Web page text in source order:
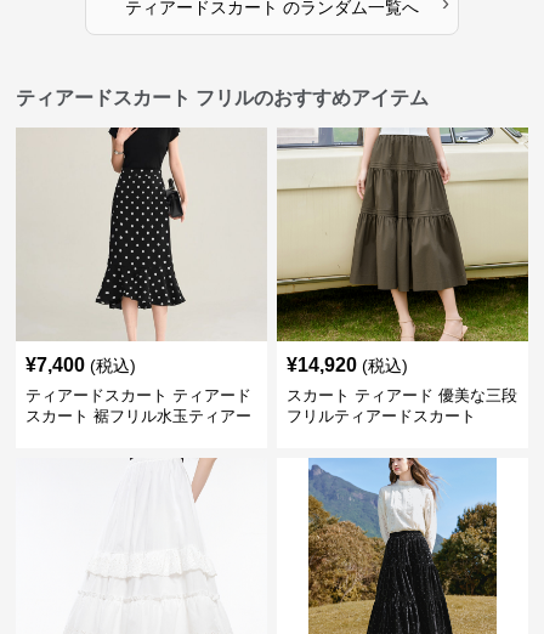
ティアードスカート のランダム一覧へ
ティアードスカート フリルのおすすめアイテム
¥7,400 (税込)
ティアードスカート ティアード
スカート 裾フリル水玉ティアー
¥14,920 (税込)
スカート ティアード 優美な三段
フリルティアードスカート